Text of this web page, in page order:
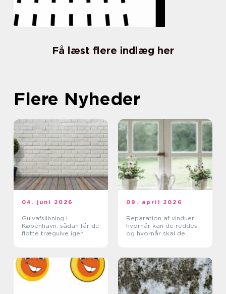
Få læst flere indlæg her
Flere Nyheder
04. juni 2026
Gulvafslibning i
København: sådan får du
flotte trægulve igen
09. april 2026
Reparation af vinduer:
hvornår kan de reddes,
og hvornår skal de